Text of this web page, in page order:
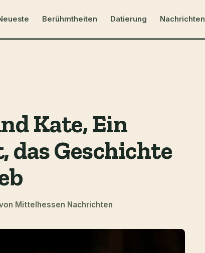
Berühmtheiten Datierung Nachrichten
Kate, Ein
das Geschichte
Mittelhessen Nachrichten